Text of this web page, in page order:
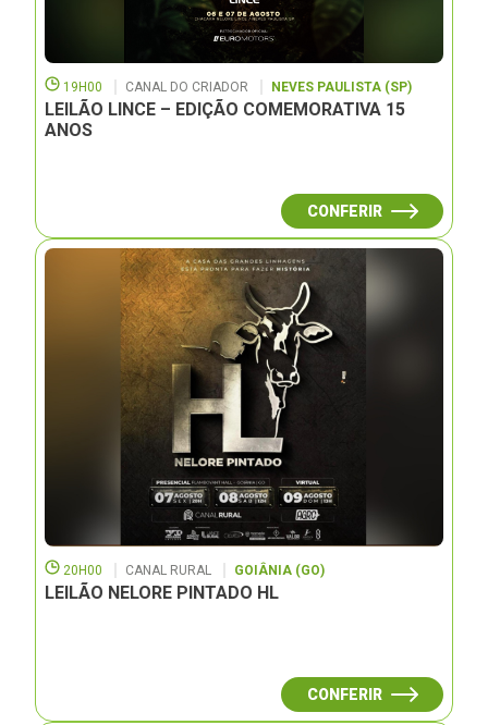
19H00 CANAL DO CRIADOR NEVES PAULISTA (SP)
LEILÃO LINCE – EDIÇÃO COMEMORATIVA 15
ANOS
CONFERIR
20H00 CANAL RURAL GOIÂNIA (GO)
LEILÃO NELORE PINTADO HL
CONFERIR